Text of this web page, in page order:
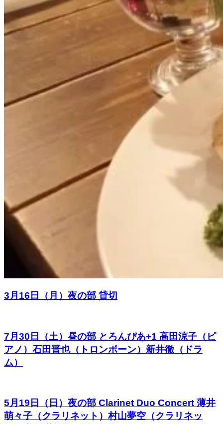
3月16日（月）夜の部 貸切
7月30日（土）昼の部 とろんぴあ+1 高田涼子（ピ
アノ）石田晋也（トロンボーン）新井徹（ドラ
ム）
5月19日（日）夜の部 Clarinet Duo Concert 薄井
萌々子（クラリネット）村山夢空（クラリネッ